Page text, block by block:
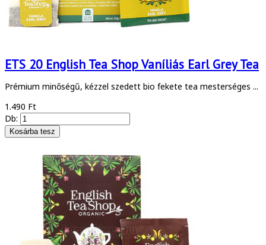
ETS 20 English Tea Shop Vaníliás Earl Grey Tea
Prémium minőségű, kézzel szedett bio fekete tea mesterséges ...
1.490 Ft
Db: